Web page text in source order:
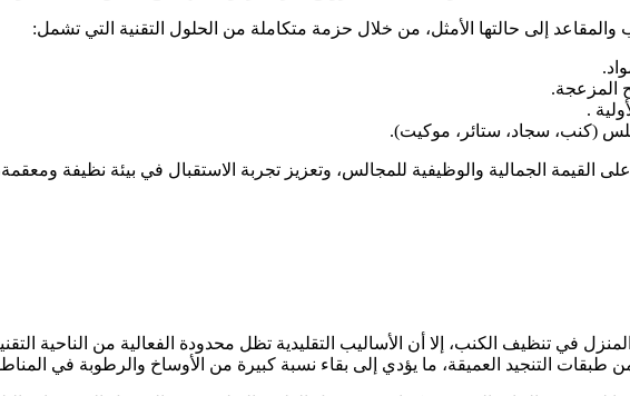
إلى حالتها الأمثل، من خلال حزمة متكاملة من الحلول التقنية التي تشمل:
المزعجة.
.
(كنب، سجاد، ستائر، موكيت).
القيمة الجمالية والوظيفية للمجالس، وتعزيز تجربة الاستقبال في بيئة نظيفة
في تنظيف الكنب، إلا أن الأساليب التقليدية تظل محدودة الفعالية من الناحية
طبقات التنجيد العميقة، ما يؤدي إلى بقاء نسبة كبيرة من الأوساخ والرطوبة في